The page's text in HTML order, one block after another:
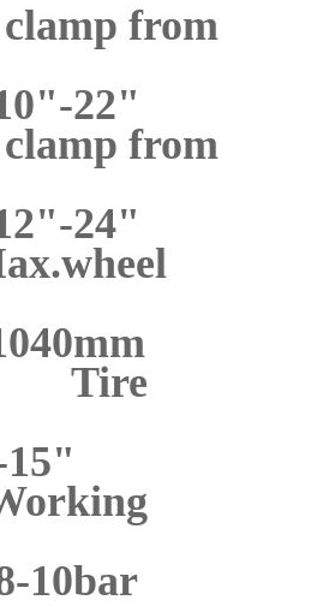
from
22"
from
24"
Tire
15"
10bar